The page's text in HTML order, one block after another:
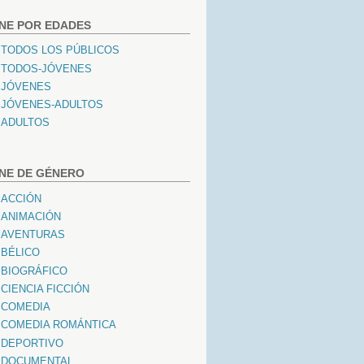
POR EDADES
TODOS LOS PÚBLICOS
TODOS-JÓVENES
JÓVENES
JÓVENES-ADULTOS
ADULTOS
DE GÉNERO
ACCIÓN
ANIMACIÓN
AVENTURAS
BÉLICO
BIOGRÁFICO
CIENCIA FICCIÓN
COMEDIA
COMEDIA ROMÁNTICA
DEPORTIVO
DOCUMENTAL